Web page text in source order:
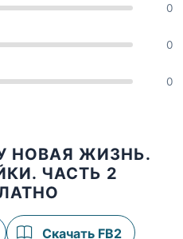
0
0
0
НОВАЯ ЖИЗНЬ.
ЧАСТЬ 2
Скачать FB2